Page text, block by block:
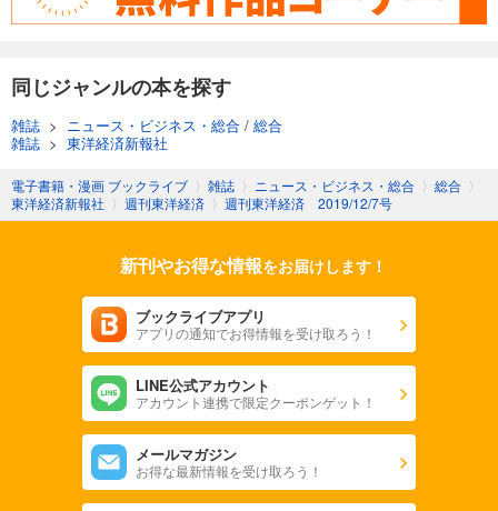
週刊東洋経済 2025/11/8号
あらすじを表示する
週刊東洋経済 2025/11/1号
880円 (税込)
カート
あらすじを表示する
週刊東洋経済 2025/10/25号
880円 (税込)
あらすじを表示する
週刊東洋経済 2025年10/11・10/18合併号
同じジャンルの本を探す
雑誌 > ニュース・ビジネス・総合 / 総合
雑誌 > 東洋経済新報社
電子書籍・漫画 ブックライブ 〉 雑誌 〉 ニュース・ビジネス・総合 〉 総合 〉
東洋経済新報社 〉 週刊東洋経済 〉 週刊東洋経済 2019/12/7号
新刊やお得な情報をお届けします！
ブックライブアプリ
アプリの通知でお得情報を受け取ろう！
LINE公式アカウント
アカウント連携で限定クーポンゲット！
メールマガジン
お得な最新情報を受け取ろう！